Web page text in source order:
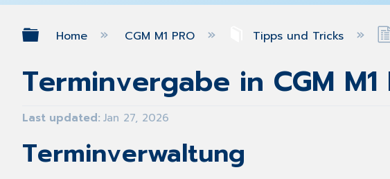
Expand/collapse global hierarchy
Home CGM M1 PRO Tipps und Tricks
Terminvergabe in CGM M1
Last updated Jan 27, 2026
Terminverwaltung